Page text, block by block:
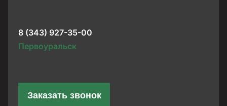
8 (343) 927-35-00
Первоуральск
Заказать звонок